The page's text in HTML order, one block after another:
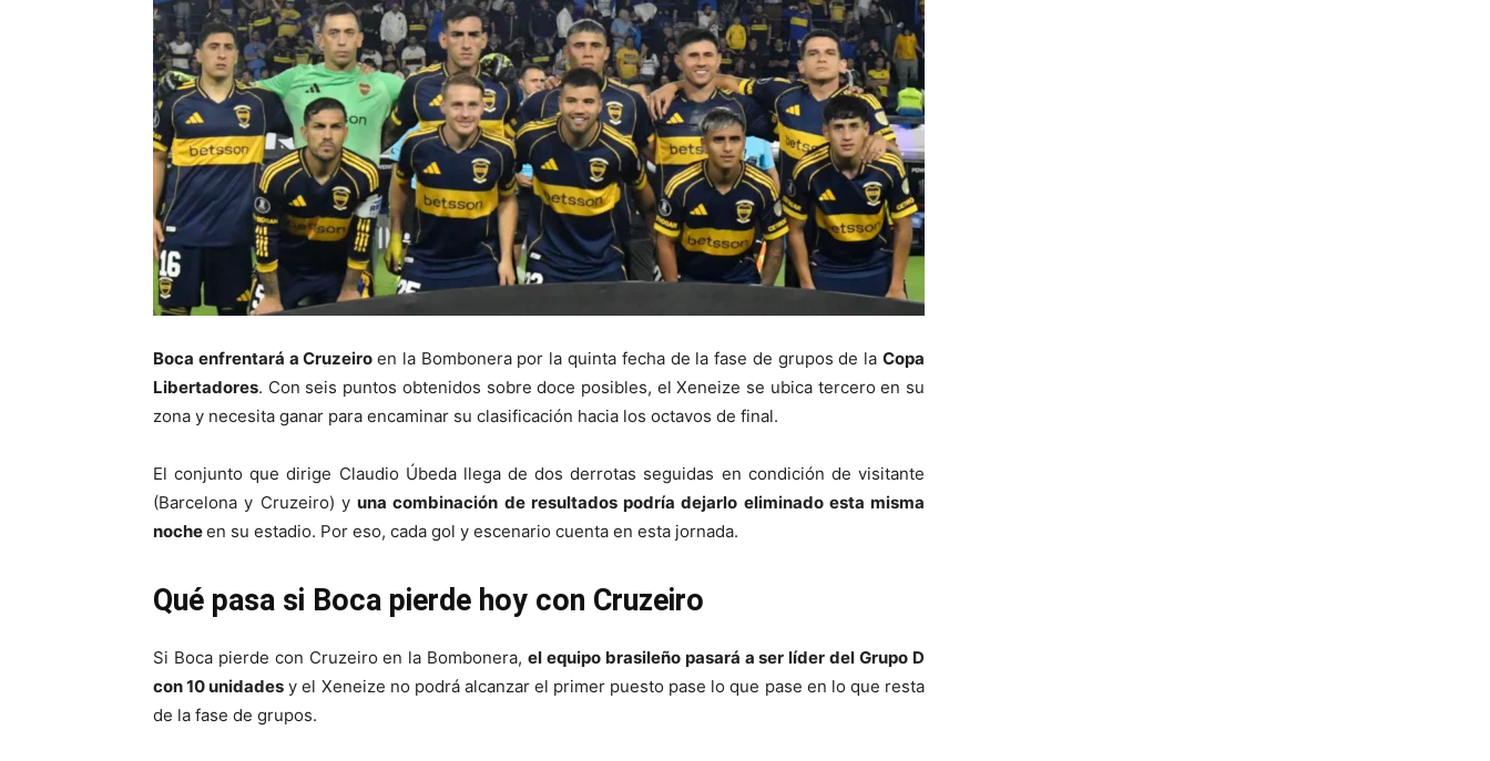
Boca enfrentará a Cruzeiro en la Bombonera por la quinta fecha de la fase de grupos de laCopa
Libertadores. Con seis puntos obtenidos sobre doce posibles, el Xeneize se ubica tercero en su
zona y necesita ganar para encaminar su clasificación hacia los octavos de final.
El conjunto que dirige Claudio Úbeda llega de dos derrotas seguidas en condición de visitante
(Barcelona y Cruzeiro) y una combinación de resultados podría dejarlo eliminado esta misma
nocheen su estadio. Por eso, cada gol y escenario cuenta en esta jornada.
Qué pasa si Boca pierde hoy con Cruzeiro
Si Boca pierde con Cruzeiro en la Bombonera,el equipo brasileño pasará a ser líder del Grupo D
con 10 unidades y el Xeneize no podrá alcanzar el primer puesto pase lo que pase en lo que resta
de la fase de grupos.